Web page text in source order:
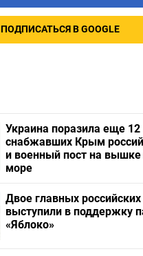
ПОДПИСАТЬСЯ В GOOGLE
Украина поразила еще 12
снабжавших Крым
и военный пост на
море
Двое главных
выступили в поддержку
«Яблоко»